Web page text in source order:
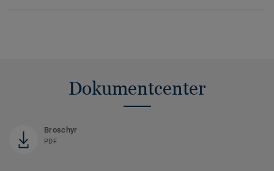
Dokumentcenter
Broschyr
PDF